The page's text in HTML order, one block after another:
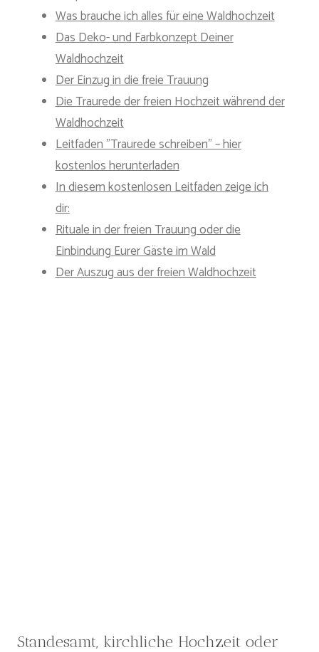
Was brauche ich alles für eine Waldhochzeit
Das Deko- und Farbkonzept Deiner
Waldhochzeit
Der Einzug in die freie Trauung
Die Traurede der freien Hochzeit während der
Waldhochzeit
Leitfaden "Traurede schreiben" – hier
kostenlos herunterladen
In diesem kostenlosen Leitfaden zeige ich
dir:
Rituale in der freien Trauung oder die
Einbindung Eurer Gäste im Wald
Der Auszug aus der freien Waldhochzeit
Standesamt, kirchliche Hochzeit oder